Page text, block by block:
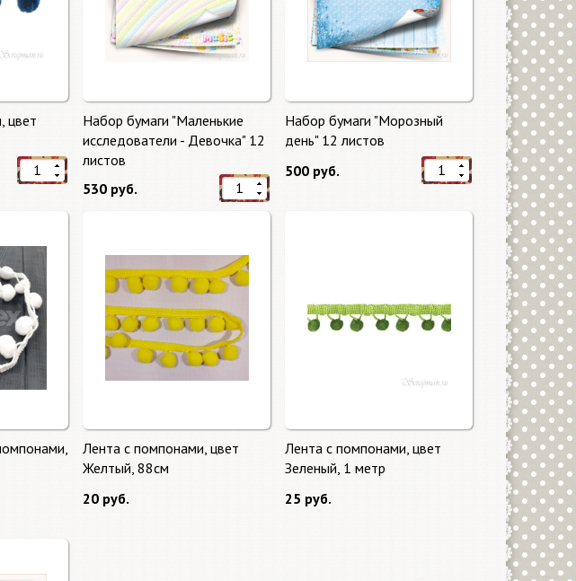
цвет
Набор бумаги "Маленькие
исследователи - Девочка" 12
листов
530 руб.
Набор бумаги "Морозный
день" 12 листов
500 руб.
Лента с помпонами, цвет
Желтый, 88см
20 руб.
Лента с помпонами, цвет
Зеленый, 1 метр
25 руб.